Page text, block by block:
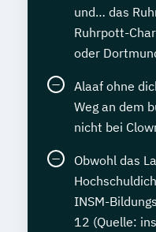
und… das
Ruhrpott-
oder
Alaaf ohne
Weg an dem
nicht bei
Obwohl das
INSM-
12 (Quelle: